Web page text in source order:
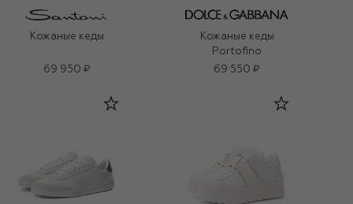
Кожаные кеды
69 950 ₽
Кожаные кеды
Portofino
69 550 ₽